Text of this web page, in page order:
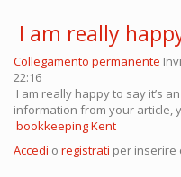
I am really
Collegamento permanente
22:16
I am really happy to say it’s
information from your article,
bookkeeping Kent
Accedi o registrati per inserire